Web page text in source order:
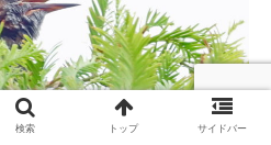
検索 トップ サイドバー